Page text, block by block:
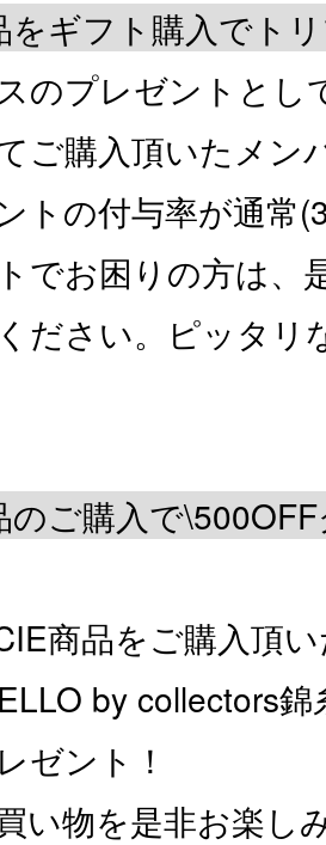
ギフト購入でト
のプレゼントとし
ご購入頂いたメン
トの付与率が通常
でお困りの方は、
ださい。ピッタリ
ご購入で
商品をご購入頂
by collectors
ゼント！
い物を是非お楽